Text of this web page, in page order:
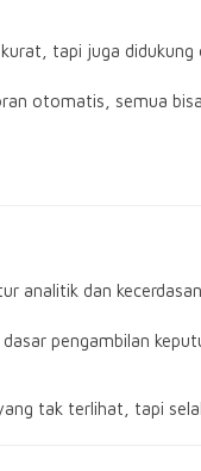
tapi juga
otomatis, semua
analitik dan
dasar pengambilan
tak terlihat, tapi